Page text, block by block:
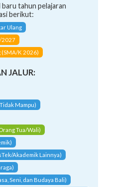
tahun pelajaran
berikut:
Ulang
2027
(SMA/K 2026)
JALUR:
Mampu)
Tua/Wali)
Akademik Lainnya)
Seni, dan Budaya Bali)